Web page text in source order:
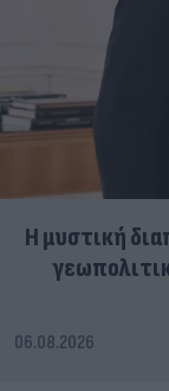
Η μυστική
06.08.2026